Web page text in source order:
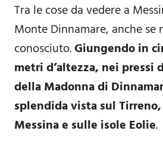
Tra le cose da vedere a
Monte Dinnamare, anche se
conosciuto.Giungendo in
metri d’altezza, nei pressi
della Madonna di
splendida vista sul
Messina e sulle isole Eolie.